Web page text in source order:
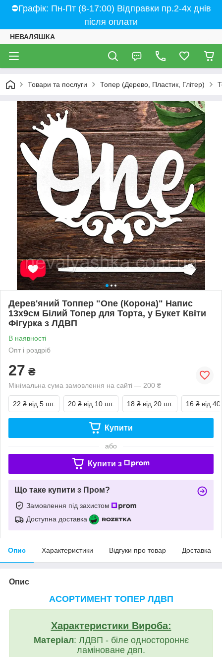
⛔Графік: Пн-Пт (8-17:00) Відправки пр.2-4х днів
після оплати
НЕВАЛЯШКА
Товари та послуги Топер (Дерево, Пластик, Глітер)
Дерев'яний Топпер "One (Корона)" Напис
13х9см Білий Топер для Торта, у Букет Квіти
Фігурка з ЛДВП
В наявності
Опт і роздріб
27 ₴
Мінімальна сума замовлення на сайті — 200 ₴
22 ₴ від 5 шт. 20 ₴ від 10 шт. 18 ₴ від 20 шт. 16 ₴ від
Купити
або
Купити з
Що таке купити з Пром?
Замовлення під захистом
Доступна доставка
Опис Характеристики Відгуки про товар Доставка
Опис
АСОРТИМЕНТ ТОПЕР ЛДВП
Характеристики Вироба:
Матеріал: ЛДВП - біле одностороннє
ламіноване двп.